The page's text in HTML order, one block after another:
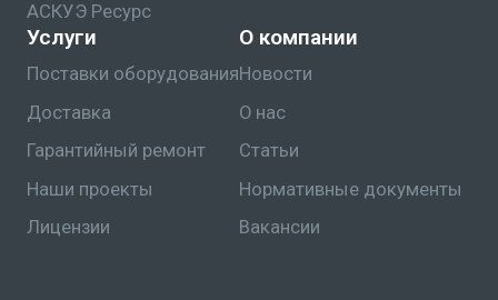
АСКУЭ Ресурс
Услуги
Поставки оборудования
Доставка
Гарантийный ремонт
Наши проекты
Лицензии
О компании
Новости
О нас
Статьи
Нормативные документы
Вакансии